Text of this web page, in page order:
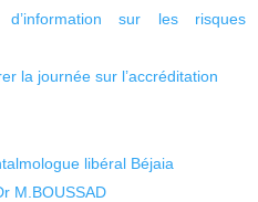
sur les risques
la journée sur l’accréditation
libéral Béjaia
M.BOUSSAD